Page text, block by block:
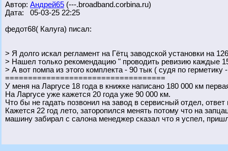
Автор: Андрей65 (---.broadband.corbina.ru)
Дата: 05-03-25 22:25
федот68( Калуга) писал:
> Я долго искал регламент на Гётц заводской установки на
> Нашел только рекомендацию " проводить ревизию каждые
> А вот помпа из этого комплекта - 90 тык ( судя по герметику
===================================
У меня на Ларгусе 18 года в книжке написано 180 000 км
На Ларгусе уже кажется 20 года уже 90 000 км.
Что бы не гадать позвонил на завод в сервисный отдел,
Кажется 22 год лето, заторопился менять потому что на
машину забирал с салона менеджер сказал что я успел,